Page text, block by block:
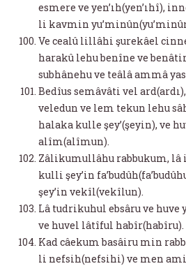
esmere ve yen’ıh(yen’ıhî),
li kavmin
Ve cealû lillâhi şurekâel
harakû lehu benîne ve
subhânehu ve teâlâ ammâ
Bedîus semâvâti vel
veledun ve lem tekun lehu
halaka kulle şey’(şeyin), ve
alîm(alîmun).
Zâlikumullâhu rabbukum,
kulli şey’in
şey’in vekîl(vekîlun).
Lâ tudrikuhul ebsâru ve huve
ve huvel lâtîful habîr(habîru).
Kad câekum basâiru min
li nefsih(nefsihi) ve men